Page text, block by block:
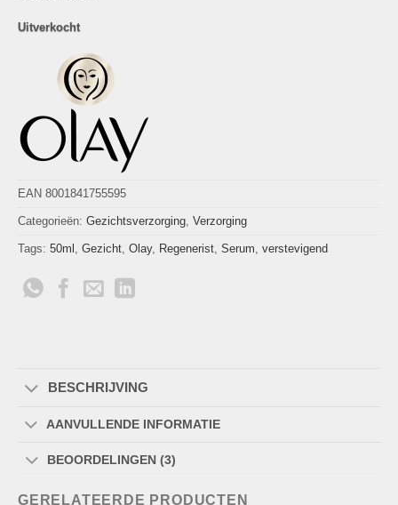
Uitverkocht
EAN 8001841755595
Categorieën: Gezichtsverzorging, Verzorging
Tags: 50ml , Gezicht, Olay, Regenerist, Serum, verstevigend
BESCHRIJVING
AANVULLENDE INFORMATIE
BEOORDELINGEN (3)
GERELATEERDE PRODUCTEN